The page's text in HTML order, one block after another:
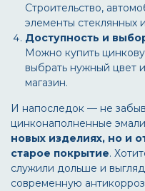
Строительство,
элементы стеклянных
Доступность и
Можно купить
выбрать нужный цвет
магазин.
И напоследок — не
цинконаполненные эмали
новых изделиях, но и
старое покрытие.
служили дольше и
современную